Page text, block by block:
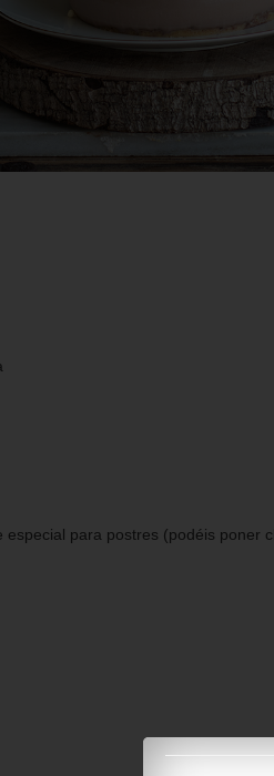
especial para postres (podéis poner